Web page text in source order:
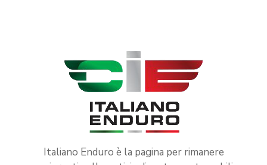
Italiano Enduro è la pagina per rimanere